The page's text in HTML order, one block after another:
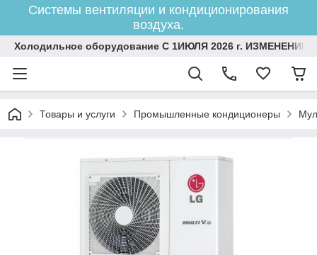
Системы вентиляции и кондиционирования
воздуха.
Холодильное оборудование С 1ИЮЛЯ 2026 г.
Товары и услуги Промышленные кондиционеры